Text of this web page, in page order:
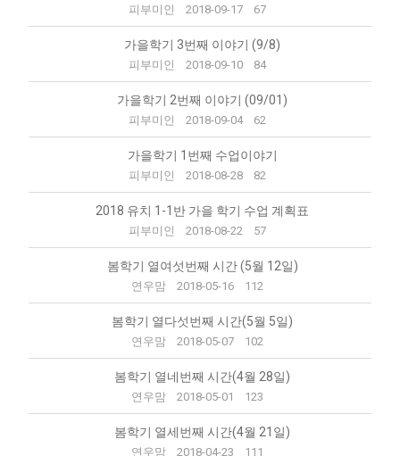
피부미인 2018-09-17 67
가을학기 3번째 이야기 (9/8)
피부미인 2018-09-10 84
가을학기 2번째 이야기 (09/01)
피부미인 2018-09-04 62
가을학기 1번째 수업이야기
피부미인 2018-08-28 82
2018 유치 1-1반 가을 학기 수업 계획표
피부미인 2018-08-22 57
봄학기 열여섯번째 시간 (5월 12일)
연우맘 2018-05-16 112
봄학기 열다섯번째 시간(5월 5일)
연우맘 2018-05-07 102
봄학기 열네번째 시간(4월 28일)
연우맘 2018-05-01 123
봄학기 열세번째 시간(4월 21일)
연우맘 2018-04-23 111